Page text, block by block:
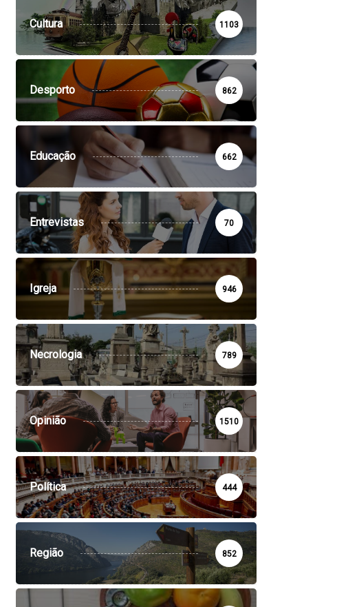
Cultura 1103
Desporto 862
Educação 662
Entrevistas 70
Igreja 946
Necrologia 789
Opinião 1510
Política 444
Região 852